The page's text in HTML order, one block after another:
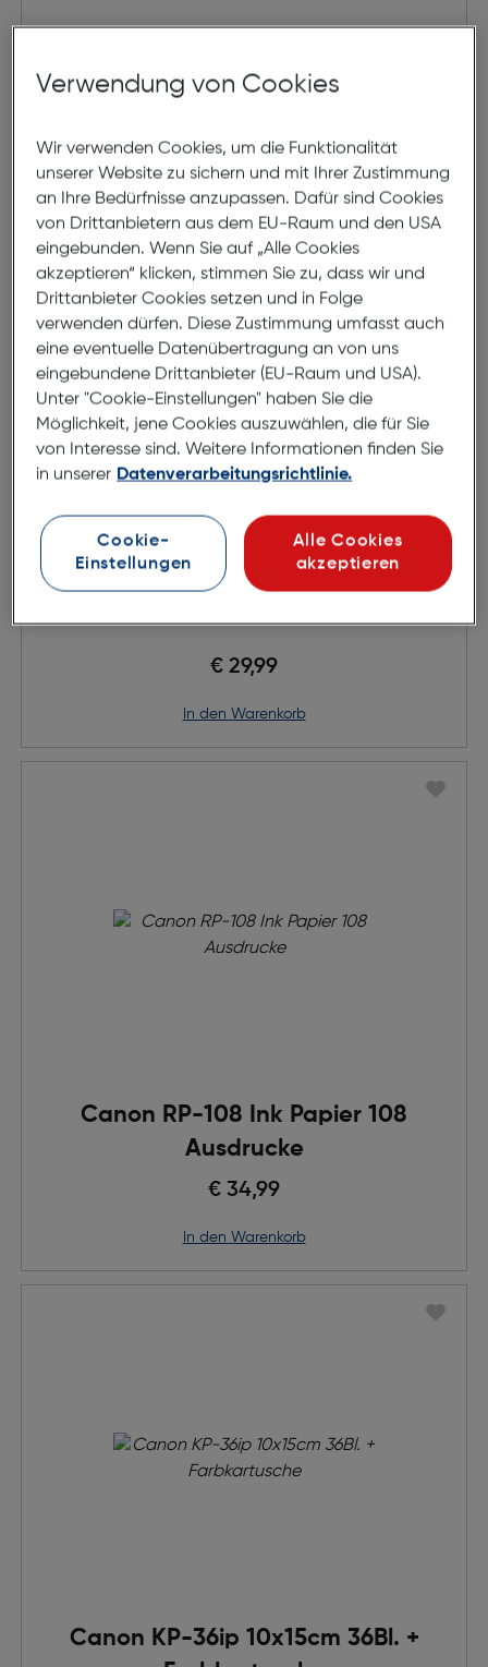
HP 953XL Tinte
€ 56,99
in den Warenkorb
HP 903XL Tinte
€ 29,99
in den Warenkorb
Canon RP-108 Ink Papier 108
Ausdrucke
€ 34,99
in den Warenkorb
Canon KP-36ip 10x15cm 36Bl. +
Verwendung von Cookies
Wir verwenden Cookies, um die Funktionalität
unserer Website zu sichern und mit Ihrer Zustimmung
an Ihre Bedürfnisse anzupassen. Dafür sind Cookies
von Drittanbietern aus dem EU-Raum und den USA
eingebunden. Wenn Sie auf „Alle Cookies
akzeptieren“ klicken, stimmen Sie zu, dass wir und
Drittanbieter Cookies setzen und in Folge
verwenden dürfen. Diese Zustimmung umfasst auch
eine eventuelle Datenübertragung an von uns
eingebundene Drittanbieter (EU-Raum und USA).
Unter "Cookie-Einstellungen" haben Sie die
Möglichkeit, jene Cookies auszuwählen, die für Sie
von Interesse sind. Weitere Informationen finden Sie
in unserer Datenverarbeitungsrichtlinie.
Cookie-
Einstellungen
Alle Cookies
akzeptieren